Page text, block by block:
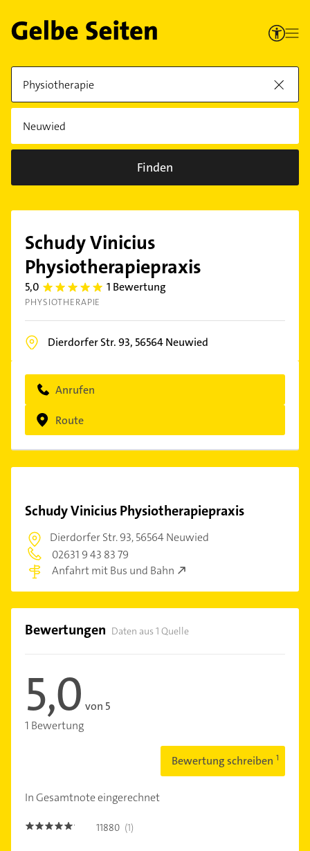
Finden
Schudy Vinicius
Physiotherapiepraxis
5,0 5.0 1 Bewertung
PHYSIOTHERAPIE
Dierdorfer Str. 93, 56564Neuwied
Anrufen
Route
Schudy Vinicius Physiotherapiepraxis
Dierdorfer Str. 93,56564 Neuwied
02631 9 43 83 79
Anfahrt mit Bus und Bahn
Bewertungen Daten aus 1 Quelle
5,0 von 5
1 Bewertung
Bewertung schreiben
In Gesamtnote eingerechnet
5.0 11880 (1)